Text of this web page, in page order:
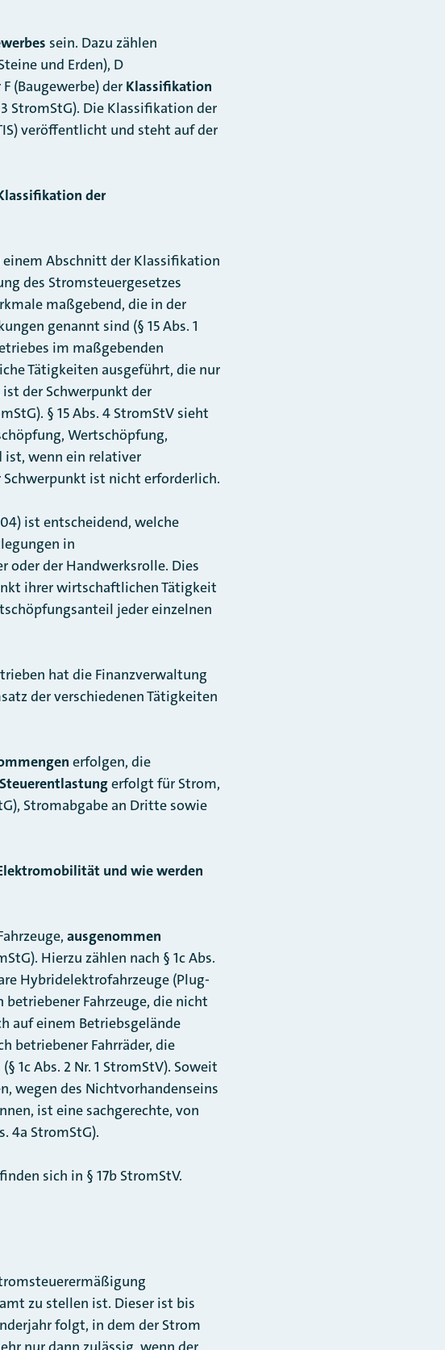
sein. Dazu zählen
und Erden), D
(Baugewerbe) der Klassifikation
StromStG). Die Klassifikation der
veröffentlicht und steht auf der
der
Abschnitt der Klassifikation
des Stromsteuergesetzes
maßgebend, die in der
genannt sind (§ 15 Abs. 1
im maßgebenden
Tätigkeiten ausgeführt, die nur
der Schwerpunkt der
§ 15 Abs. 4 StromStV sieht
Wertschöpfung,
ist, wenn ein relativer
ist nicht erforderlich.
ist entscheidend, welche
in
oder der Handwerksrolle. Dies
ihrer wirtschaftlichen Tätigkeit
jeder einzelnen
hat die Finanzverwaltung
der verschiedenen Tätigkeiten
erfolgen, die
erfolgt für Strom,
Stromabgabe an Dritte sowie
und wie werden
ausgenommen
Hierzu zählen nach § 1c Abs.
Hybridelektrofahrzeuge (Plug-
Fahrzeuge, die nicht
auf einem Betriebsgelände
betriebener Fahrräder, die
1c Abs. 2 Nr. 1 StromStV). Soweit
wegen des Nichtvorhandenseins
ist eine sachgerechte, von
4a StromStG).
sich in § 17b StromStV.
zu stellen ist. Dieser ist bis
folgt, in dem der Strom